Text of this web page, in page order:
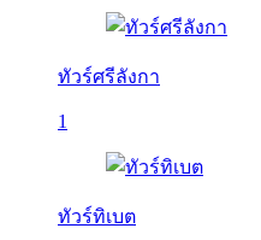
ทัวร์ศรีลังกา
1
ทัวร์ทิเบต